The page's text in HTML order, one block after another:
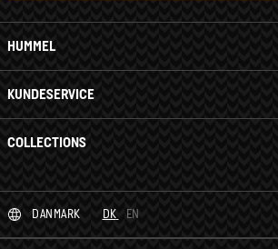
HUMMEL
KUNDESERVICE
COLLECTIONS
DANMARK DK EN